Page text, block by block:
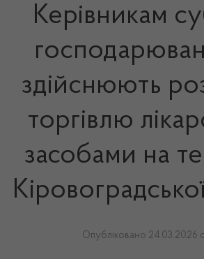
Керівникам
здійснюють
торгівлю
засобами на
Опубліковано 24.03.2026